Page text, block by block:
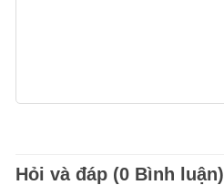
Hỏi và đáp (0 Bình luận)